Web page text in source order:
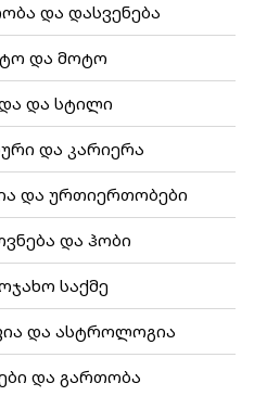
და დასვენება
და მოტო
და სტილი
და კარიერა
და ურთიერთობები
და ჰობი
საქმე
და ასტროლოგია
და გართობა